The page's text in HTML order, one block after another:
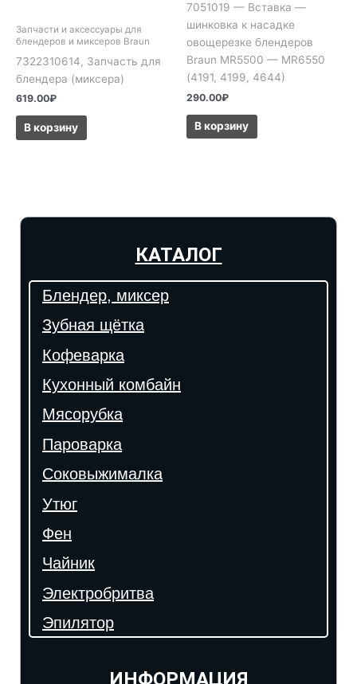
Запчасти и аксессуары для
блендеров и миксеров Braun
7322310614, Запчасть для
блендера (миксера)
619.00₽
В корзину
7051019 — Вставка —
шинковка к насадке
овощерезке блендеров
Braun MR5500 — MR6550
(4191, 4199, 4644)
290.00₽
В корзину
КАТАЛОГ
Блендер, миксер
Зубная щётка
Кофеварка
Кухонный комбайн
Мясорубка
Пароварка
Соковыжималка
Утюг
Фен
Чайник
Электробритва
Эпилятор
ИНФОРМАЦИЯ